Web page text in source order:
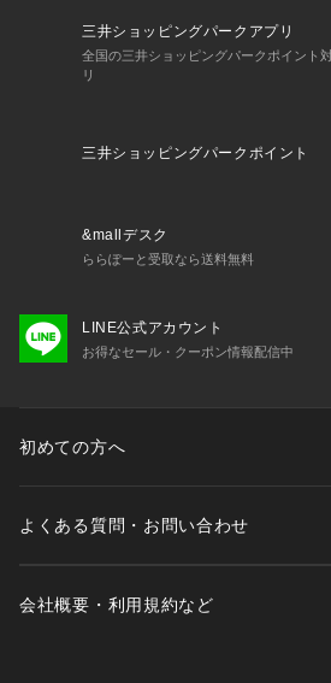
イトジャケットを供給した事でその認
ミリタリーに起源を持つアヴィレック
その個性的な表情は、映画「インデ
その無駄の無いデザイン、ノスタルジ
三井ショッピングパークアプリ
全国の三井ショッピングパークポイント
リ
三井ショッピングパークポイント
&mallデスク
ららぽーと受取なら送料無料
LINE公式アカウント
お得なセール・クーポン情報配信中
初めての方へ
よくある質問・お問い合わせ
会社概要・利用規約など